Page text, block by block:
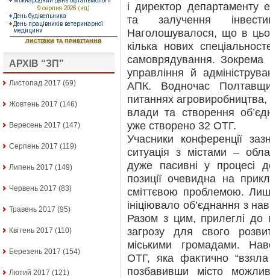
АРХІВ “ЗП”
Листопад 2017 (69)
Жовтень 2017 (146)
Вересень 2017 (147)
Серпень 2017 (119)
Липень 2017 (149)
Червень 2017 (83)
Травень 2017 (95)
Квітень 2017 (110)
Березень 2017 (154)
Лютий 2017 (121)
і директор департаменту
та залучення
Наголошувалося, що в
кілька нових
самоврядування. Зокрема
управління й
АПК. Водночас
питаннях агровиробництва,
влади та створення
уже створено 32 ОТГ.
Учасники конференції
ситуація з містами –
дуже пасивні у процесі
позиції очевидна на
сміттєвою проблемою.
ініціювало об’єднання з
Разом з цим, прилеглі до
загрозу для свого
міськими громадами.
ОТГ, яка фактично
позбавивши місто